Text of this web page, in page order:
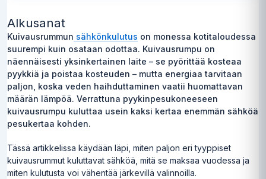
Alkusanat
Kuivausrummun sähkönkulutus on monessa kotitaloudessa
suurempi kuin osataan odottaa. Kuivausrumpu on
näennäisesti yksinkertainen laite – se pyörittää kosteaa
pyykkiä ja poistaa kosteuden – mutta energiaa tarvitaan
paljon, koska veden haihduttaminen vaatii huomattavan
määrän lämpöä. Verrattuna pyykinpesukoneeseen
kuivausrumpu kuluttaa usein kaksi kertaa enemmän sähköä
pesukertaa kohden.
Tässä artikkelissa käydään läpi, miten paljon eri tyyppiset
kuivausrummut kuluttavat sähköä, mitä se maksaa vuodessa ja
miten kulutusta voi vähentää järkevillä valinnoilla.